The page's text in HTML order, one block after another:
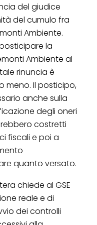
del giudice
del cumulo fra
Ambiente.
la
Ambiente al
rinuncia è
meno. Il posticipo,
anche sulla
degli oneri
costretti
fiscali e poi a
quanto versato.
chiede al GSE
reale e di
dei controlli